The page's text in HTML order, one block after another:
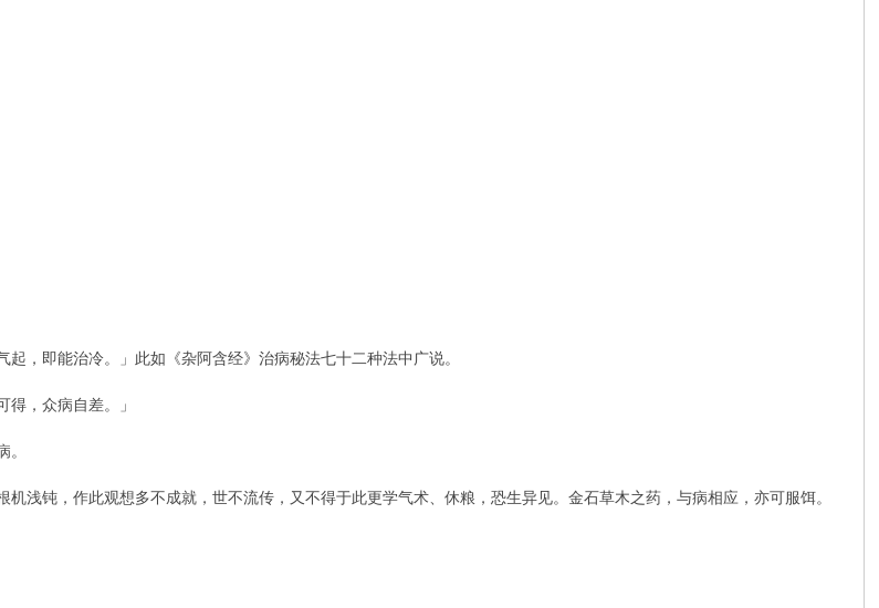
，即能治冷。」此如《杂阿含经》治病秘法七十二种法中广说。
得，众病自差。」
。
浅钝，作此观想多不成就，世不流传，又不得于此更学气术、休粮，恐生异见。金石草木之药，与病相应，亦可服饵。